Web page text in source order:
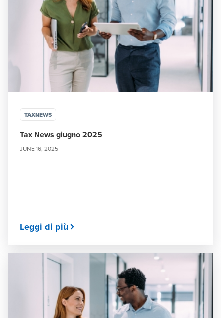
TAXNEWS
Tax News giugno 2025
JUNE 16, 2025
Leggi di più